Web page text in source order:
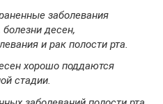
заболевания
болезни десен,
и рак полости рта.
хорошо поддаются
стадии.